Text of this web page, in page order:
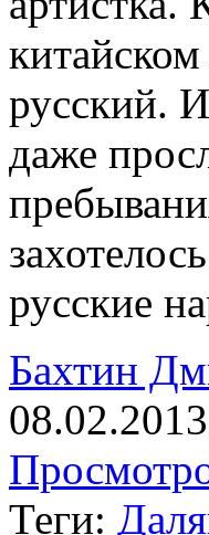
русский.
даже
русские
Бахтин
08.02.2013
Теги: